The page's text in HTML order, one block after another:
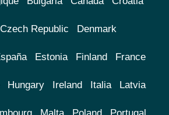
Czech Republic Denmark
Estonia Finland France
Hungary Ireland Italia Latvia